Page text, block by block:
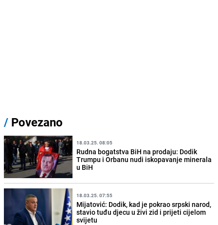
/ Povezano
18.03.25. 08:05
Rudna bogatstva BiH na prodaju: Dodik
Trumpu i Orbanu nudi iskopavanje minerala
u BiH
18.03.25. 07:55
Mijatović: Dodik, kad je pokrao srpski narod,
stavio tuđu djecu u živi zid i prijeti cijelom
svijetu